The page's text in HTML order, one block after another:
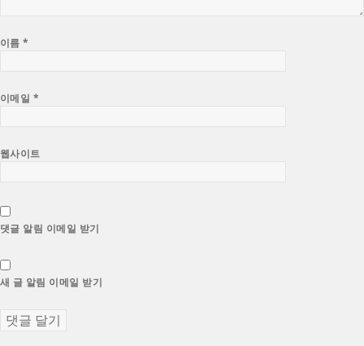
이름*
이메일 *
웹사이트
댓글 알림 이메일 받기
새 글 알림 이메일 받기